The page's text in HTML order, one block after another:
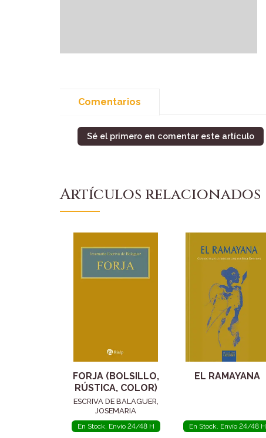
Comentarios
Sé el primero en comentar este artículo
Artículos relacionados
FORJA (BOLSILLO,
RÚSTICA, COLOR)
ESCRIVA DE BALAGUER,
JOSEMARIA
En Stock. Envío 24/48 H
EL RAMAYANA
En Stock. Envío 24/48 H